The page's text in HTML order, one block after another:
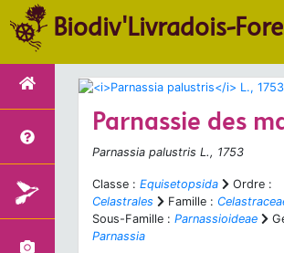
Biodiv'Livradois-
Parnassie des
Parnassia palustris L., 1753
Classe : Equisetopsida
Ordre :
Celastrales
Famille :
Sous-Famille : Parnassioideae
Parnassia